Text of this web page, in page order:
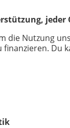
jeder
die Nutzung
Du
die